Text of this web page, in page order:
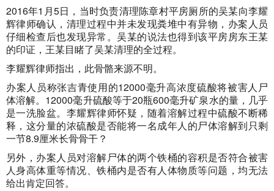
2016年1月5日，当时负责清理陈章村平房厕所的吴某向李耀
辉律师确认，清理过程中并未发现粪堆中有异物，办案人员
仔细检查后也发现异常。吴某的说法也得到该平房房东王某
的印证，王某目睹了吴某清理的全过程。
李耀辉律师指出，此骨骼来源不明。
办案人员称张吉青使用的12000毫升高浓度硫酸将被害人尸
体溶解。12000毫升硫酸等于20瓶600毫升矿泉水的量，几乎
是一洗脸盆。李耀辉律师怀疑，随着溶解过程中硫酸不断稀
释，这分量的浓硫酸是否能将一名成年人的尸体溶解到只剩
一节8.9厘米长骨骨干？
另外，办案人员对溶解尸体的两个铁桶的容积是否符合被害
人身高体重等情况、铁桶内是否有人体物质等问题，均无法
给出肯定回答。